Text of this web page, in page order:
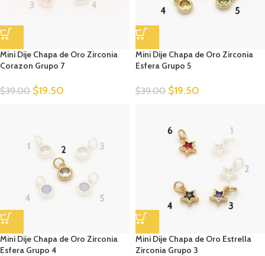
Mini Dije Chapa de Oro Zirconia
Corazon Grupo 7
$39.00 $19.50
Mini Dije Chapa de Oro Zirconia
Esfera Grupo 5
$39.00 $19.50
Mini Dije Chapa de Oro Zirconia
Esfera Grupo 4
Mini Dije Chapa de Oro Estrella
Zirconia Grupo 3